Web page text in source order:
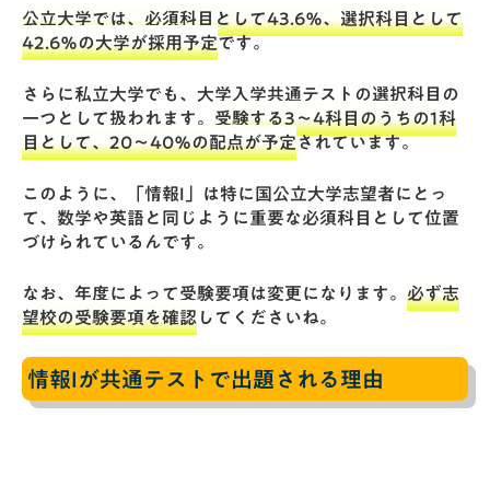
公立大学では、必須科目として43.6％、選択科目として
42.6％の大学が採用予定です。
さらに私立大学でも、大学入学共通テストの選択科目の
一つとして扱われます。 受験する3〜4科目のうちの1科
目として、20〜40％の配点が予定されています。
このように、「情報I」は特に国公立大学志望者にとっ
て、数学や英語と同じように重要な必須科目として位置
づけられているんです。
なお、年度によって受験要項は変更になります。 必ず志
望校の受験要項を確認してくださいね。
情報Iが共通テストで出題される理由